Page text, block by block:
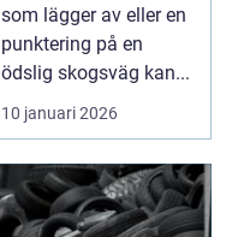
som lägger av eller en
punktering på en
ödslig skogsväg kan...
10 januari 2026